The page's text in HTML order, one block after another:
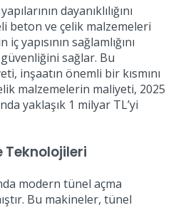
dayanıklılığını
beton ve çelik malzemeleri
yapısının sağlamlığını
güvenliğini sağlar. Bu
inşaatın önemli bir kısmını
malzemelerin maliyeti, 2025
yaklaşık 1 milyar TL’yi
Teknolojileri
modern tünel açma
Bu makineler, tünel